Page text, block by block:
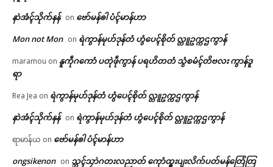
နာဲအံၚ်သိုက်နန် on ဗော်မန်ၜါ ပံၚ်မာန်ဟာ
Mon not Mon on ရဲကွာန်မုဟ်ဒုန်တံ ဟွံပေၚ်စိုတ် လ္တူဥက္ကဌကွာန်
maramou on နူကဵုဂကောံ ပတုဲဖဵုကွာန် ပရဟိတတံ သွံစမံၚ်တိဗလး ကွာန်ဒူ
ရာ
Rea Jea on ရဲကွာန်မုဟ်ဒုန်တံ ဟွံပေၚ်စိုတ် လ္တူဥက္ကဌကွာန်
နာဲအံၚ်သိုက်နန် on ရဲကွာန်မုဟ်ဒုန်တံ ဟွံပေၚ်စိုတ် လ္တူဥက္ကဌကွာန်
ရာမာန်ယ on ဗော်မန်ၜါ ပံၚ်မာန်ဟာ
ongsikenon on သ္ဘၚ်သၠာဲဂတးလညာတ် ကေုာံထ္ၜးပျးလိက်ပတ်မန်တြေံတြ